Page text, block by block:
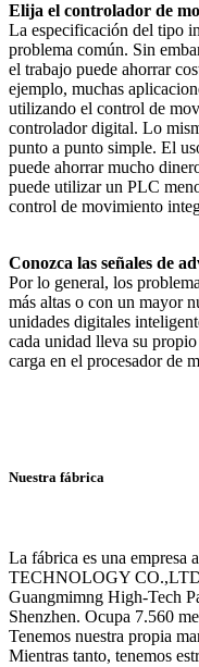
Elija el controlador de
La especificación del tipo
problema común. Sin
el trabajo puede ahorrar
ejemplo, muchas
utilizando el control de
controlador digital. Lo
punto a punto simple. El
puede ahorrar mucho
puede utilizar un PLC
control de movimiento
Conozca las señales de
Por lo general, los
más altas o con un mayor
unidades digitales
cada unidad lleva su
carga en el procesador de
Nuestra fábrica
La fábrica es una
TECHNOLOGY
Guangmimng High-Tech
Shenzhen. Ocupa 7.560
Tenemos nuestra propia
Mientras tanto, tenemos